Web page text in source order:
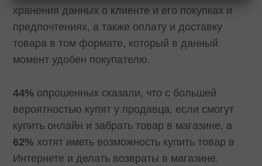
хранения данных о клиенте и его покупках и
предпочтениях, а также оплату и доставку
товара в том формате, который в данный
момент удобен покупателю.
44% опрошенных сказали, что с большей
вероятностью купят у продавца, если смогут
купить онлайн и забрать товар в магазине, а
62% хотят иметь возможность купить товар в
Интернете и делать возвраты в магазине.